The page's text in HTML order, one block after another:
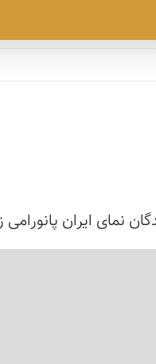
نمای ایران پانورامی